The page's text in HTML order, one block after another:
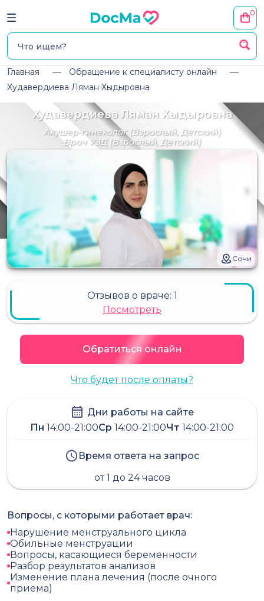
0
Главная
Обращение к специалисту онлайн
Худавердиева Ляман Хыдыровна
Худавердиева Ляман Хыдыровна
Акушер-гинеколог(Взрослый, Детский)
Врач УЗД(Взрослый, Детский)
Сочи
Отзывов о враче: 1
Посмотреть
Обратиться онлайн
Что будет после оплаты?
Дни работы на сайте
Пн 14:00-21:00Ср 14:00-21:00Чт 14:00-21:00
Время ответа на запрос
от 1 до 24 часов
Вопросы, с которыми работает врач:
Нарушение менструального цикла
Обильные менструации
Вопросы, касающиеся беременности
Разбор результатов анализов
Изменение плана лечения (после очного
приема)